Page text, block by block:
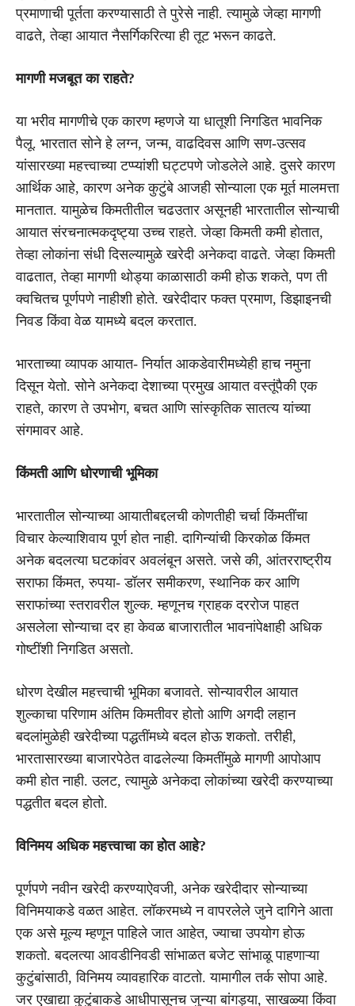
प्रमाणाची पूर्तता करण्यासाठी ते पुरेसे नाही. त्यामुळे जेव्हा मागणी
वाढते, तेव्हा आयात नैसर्गिकरित्या ही तूट भरून काढते.
मागणी मजबूत का राहते?
या भरीव मागणीचे एक कारण म्हणजे या धातूशी निगडित भावनिक
पैलू. भारतात सोने हे लग्न, जन्म, वाढदिवस आणि सण-उत्सव
यांसारख्या महत्त्वाच्या टप्प्यांशी घट्टपणे जोडलेले आहे. दुसरे कारण
आर्थिक आहे, कारण अनेक कुटुंबे आजही सोन्याला एक मूर्त मालमत्ता
मानतात. यामुळेच किमतीतील चढउतार असूनही भारतातील सोन्याची
आयात संरचनात्मकदृष्ट्या उच्च राहते. जेव्हा किमती कमी होतात,
तेव्हा लोकांना संधी दिसल्यामुळे खरेदी अनेकदा वाढते. जेव्हा किमती
वाढतात, तेव्हा मागणी थोड्या काळासाठी कमी होऊ शकते, पण ती
क्वचितच पूर्णपणे नाहीशी होते. खरेदीदार फक्त प्रमाण, डिझाइनची
निवड किंवा वेळ यामध्ये बदल करतात.
भारताच्या व्यापक आयात- निर्यात आकडेवारीमध्येही हाच नमुना
दिसून येतो. सोने अनेकदा देशाच्या प्रमुख आयात वस्तूंपैकी एक
राहते, कारण ते उपभोग, बचत आणि सांस्कृतिक सातत्य यांच्या
संगमावर आहे.
किंमती आणि धोरणाची भूमिका
भारतातील सोन्याच्या आयातीबद्दलची कोणतीही चर्चा किंमतींचा
विचार केल्याशिवाय पूर्ण होत नाही. दागिन्यांची किरकोळ किंमत
अनेक बदलत्या घटकांवर अवलंबून असते. जसे की, आंतरराष्ट्रीय
सराफा किंमत, रुपया- डॉलर समीकरण, स्थानिक कर आणि
सराफांच्या स्तरावरील शुल्क. म्हणूनच ग्राहक दररोज पाहत
असलेला सोन्याचा दर हा केवळ बाजारातील भावनांपेक्षाही अधिक
गोष्टींशी निगडित असतो.
धोरण देखील महत्त्वाची भूमिका बजावते. सोन्यावरील आयात
शुल्काचा परिणाम अंतिम किमतीवर होतो आणि अगदी लहान
बदलांमुळेही खरेदीच्या पद्धतींमध्ये बदल होऊ शकतो. तरीही,
भारतासारख्या बाजारपेठेत वाढलेल्या किमतींमुळे मागणी आपोआप
कमी होत नाही. उलट, त्यामुळे अनेकदा लोकांच्या खरेदी करण्याच्या
पद्धतीत बदल होतो.
विनिमय अधिक महत्त्वाचा का होत आहे?
पूर्णपणे नवीन खरेदी करण्याऐवजी, अनेक खरेदीदार सोन्याच्या
विनिमयाकडे वळत आहेत. लॉकरमध्ये न वापरलेले जुने दागिने आता
एक असे मूल्य म्हणून पाहिले जात आहेत, ज्याचा उपयोग होऊ
शकतो. बदलत्या आवडीनिवडी सांभाळत बजेट सांभाळू पाहणाऱ्या
कुटुंबांसाठी, विनिमय व्यावहारिक वाटतो. यामागील तर्क सोपा आहे.
जर एखाद्या कुटुंबाकडे आधीपासूनच जुन्या बांगड्या, साखळ्या किंवा